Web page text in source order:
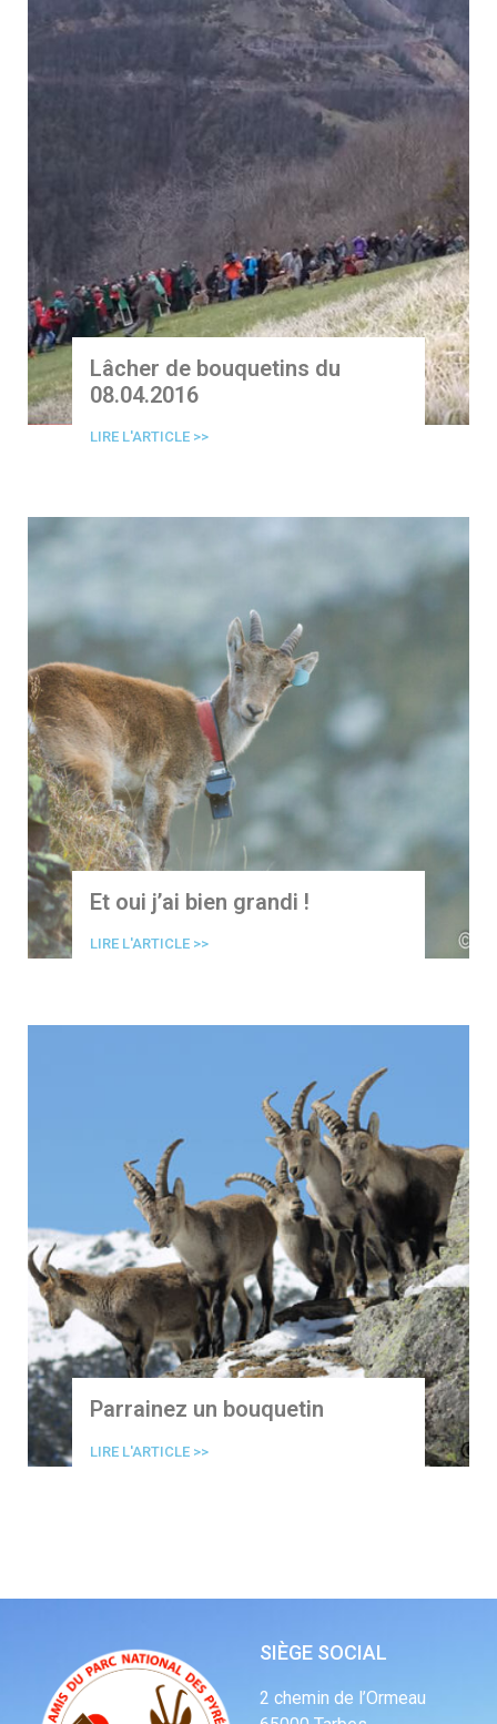
Lâcher de bouquetins du
08.04.2016
LIRE L'ARTICLE >>
Et oui j’ai bien grandi !
LIRE L'ARTICLE >>
Parrainez un bouquetin
LIRE L'ARTICLE >>
SIÈGE SOCIAL
2 chemin de l’Ormeau